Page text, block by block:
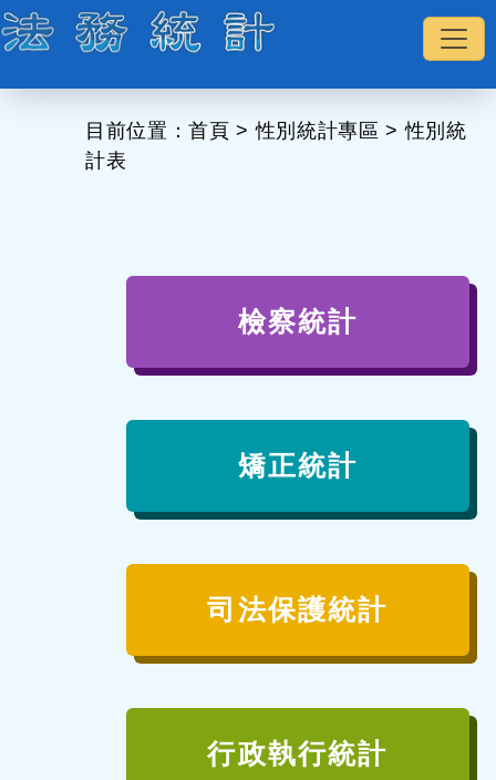
目前位置：首頁 >性別統計專區 >性別統
計表
檢察統計
矯正統計
司法保護統計
行政執行統計